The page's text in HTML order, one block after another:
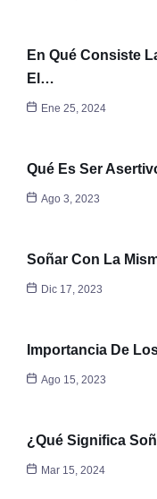
En Qué Consiste
El…
Ene 25, 2024
Qué Es Ser
Ago 3, 2023
Soñar Con La
Dic 17, 2023
Importancia De
Ago 15, 2023
¿Qué Significa
Mar 15, 2024